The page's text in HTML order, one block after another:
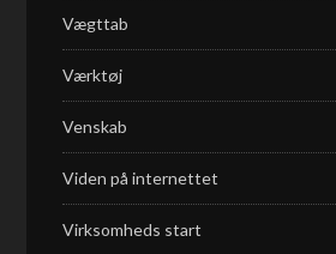
Vægttab
Værktøj
Venskab
Viden på internettet
Virksomheds start